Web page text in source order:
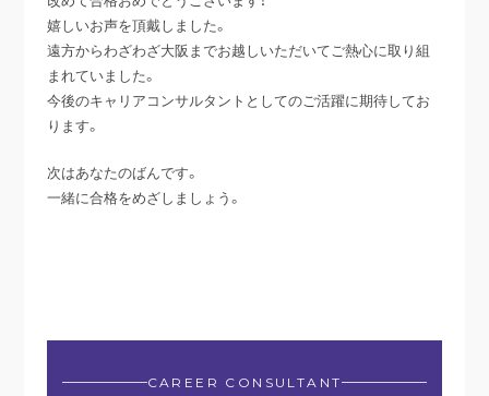
嬉しいお声を頂戴しました。
遠方からわざわざ大阪までお越しいただいてご熱心に取り組
まれていました。
今後のキャリアコンサルタントとしてのご活躍に期待してお
ります。
次はあなたのばんです。
一緒に合格をめざしましょう。
CAREER CONSULTANT